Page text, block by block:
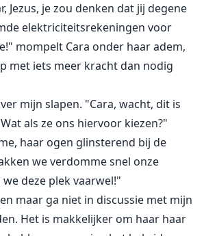
Jezus, je zou denken dat jij degene
elektriciteitsrekeningen voor
mompelt Cara onder haar adem,
met iets meer kracht dan nodig
mijn slapen. "Cara, wacht, dit is
als ze ons hiervoor kiezen?"
haar ogen glinsterend bij de
we verdomme snel onze
deze plek vaarwel!"
maar ga niet in discussie met mijn
Het is makkelijker om haar haar